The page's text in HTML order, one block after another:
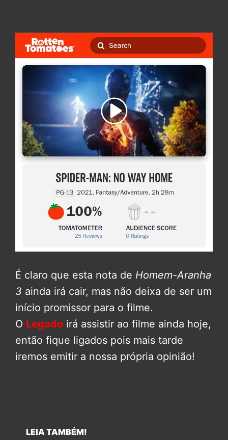
É claro que esta nota de Homem-Aranha
3 ainda irá cair, mas não deixa de ser um
início promissor para o filme.
O Legado irá assistir ao filme ainda hoje,
então fique ligados pois mais tarde
iremos emitir a nossa própria opinião!
LEIA TAMBÉM!